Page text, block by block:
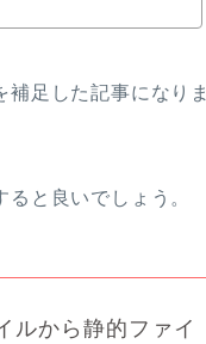
足した記事になりま
と良いでしょう。
ルから静的ファイ